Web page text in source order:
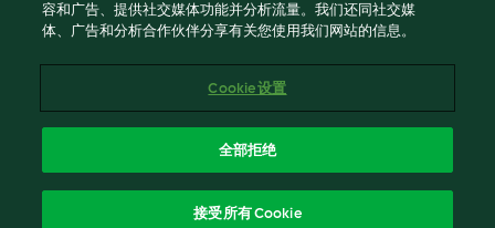
使用规定
Cookies
ICP许可证号：沪通信管自贸[2026]3号
容和广告、提供社交媒体功能并分析流量。我们还同社交媒
体、广告和分析合作伙伴分享有关您使用我们网站的信息。
Cookie 设置
全部拒绝
接受所有 Cookie